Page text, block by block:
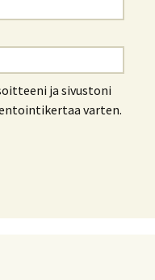
ja sivustoni
varten.